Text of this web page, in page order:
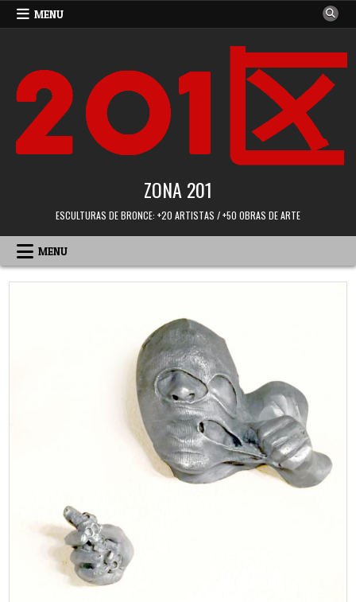
Skip
MENU
ZONA 201
ESCULTURAS DE BRONCE: +20 ARTISTAS / +50 OBRAS DE ARTE
MENU